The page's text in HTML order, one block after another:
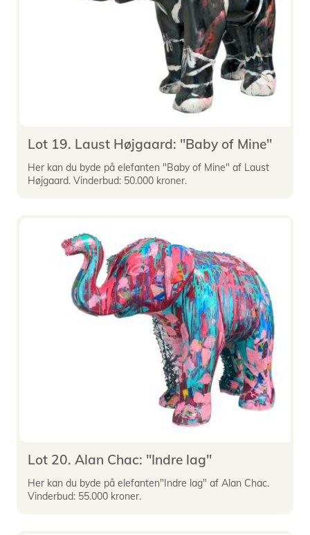
Lot 19. Laust Højgaard: "Baby of Mine"
Her kan du byde på elefanten "Baby of Mine" af Laust
Højgaard. Vinderbud: 50.000 kroner.
Lot 20. Alan Chac: "Indre lag"
Her kan du byde på elefanten"Indre lag" af Alan Chac.
Vinderbud: 55.000 kroner.